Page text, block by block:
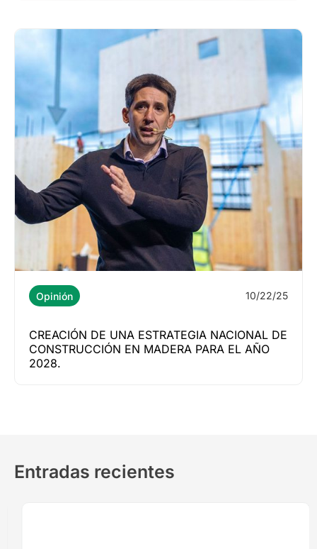
Opinión 10/22/25
CREACIÓN DE UNA ESTRATEGIA NACIONAL DE
CONSTRUCCIÓN EN MADERA PARA EL AÑO
2028.
Entradas recientes